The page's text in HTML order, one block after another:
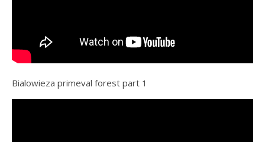
Bialowieza primeval forest part 1